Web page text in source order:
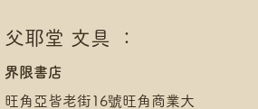
父耶堂 文具 ：
界限書店
旺角亞皆老街16號旺角商業大